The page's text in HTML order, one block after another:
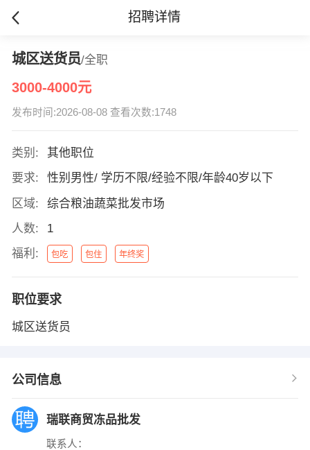
招聘详情
城区送货员/全职
3000-4000元
发布时间:2026-08-08 查看次数:1748
类别:
其他职位
要求:
性别男性/ 学历不限/经验不限/年龄40岁以下
区域:
综合粮油蔬菜批发市场
人数:
1
福利:
包吃 包住 年终奖
职位要求
城区送货员
公司信息
瑞联商贸冻品批发
联系人：